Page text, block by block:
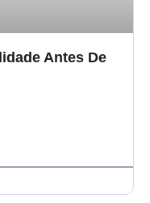
Antes De